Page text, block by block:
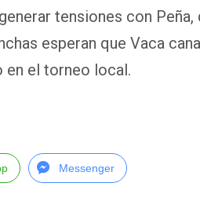
tensiones con Peña,
esperan que Vaca
en el torneo local.
Messenger